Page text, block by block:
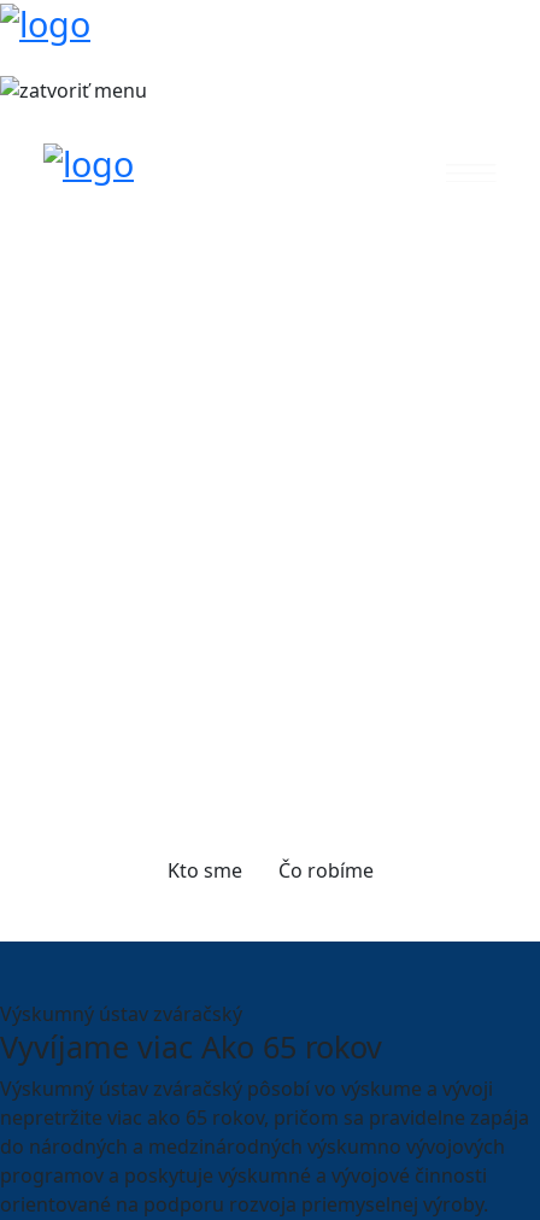
Kto sme Čo robíme
Výskumný ústav zváračský
Vyvíjame viac Ako 65 rokov
Výskumný ústav zváračský pôsobí vo výskume a vývoji
nepretržite viac ako 65 rokov, pričom sa pravidelne zapája
do národných a medzinárodných výskumno vývojových
programov a poskytuje výskumné a vývojové činnosti
orientované na podporu rozvoja priemyselnej výroby.